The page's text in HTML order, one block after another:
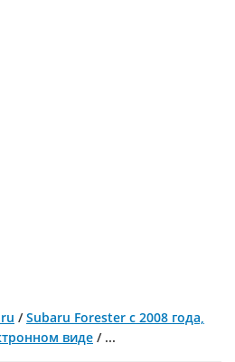
/Subaru Forester с 2008 года,
виде / ...